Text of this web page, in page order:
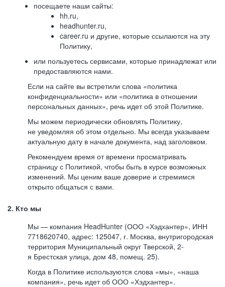
посещаете наши сайты:
hh.ru,
headhunter.ru,
career.ru и другие, которые ссылаются на эту
Политику,
или пользуетесь сервисами, которые принадлежат или
предоставляются нами.
Если на сайте вы встретили слова «политика
конфиденциальности» или «политика в отношении
персональных данных», речь идет об этой Политике.
Мы можем периодически обновлять Политику,
не уведомляя об этом отдельно. Мы всегда указываем
актуальную дату в начале документа, над заголовком.
Рекомендуем время от времени просматривать
страницу с Политикой, чтобы быть в курсе возможных
изменений. Мы ценим ваше доверие и стремимся
открыто общаться с вами.
2. Кто мы
Мы — компания HeadHunter (ООО «Хэдхантер», ИНН
7718620740, адрес: 125047, г. Москва, внутригородская
территория Муниципальный округ Тверской, 2-
я Брестская улица, дом 48, помещ. 25).
Когда в Политике используются слова «мы», «наша
компания», речь идет об ООО «Хэдхантер».